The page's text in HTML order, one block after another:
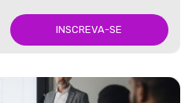
INSCREVA-SE